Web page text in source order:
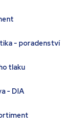
- poradenství
tlaku
- DIA